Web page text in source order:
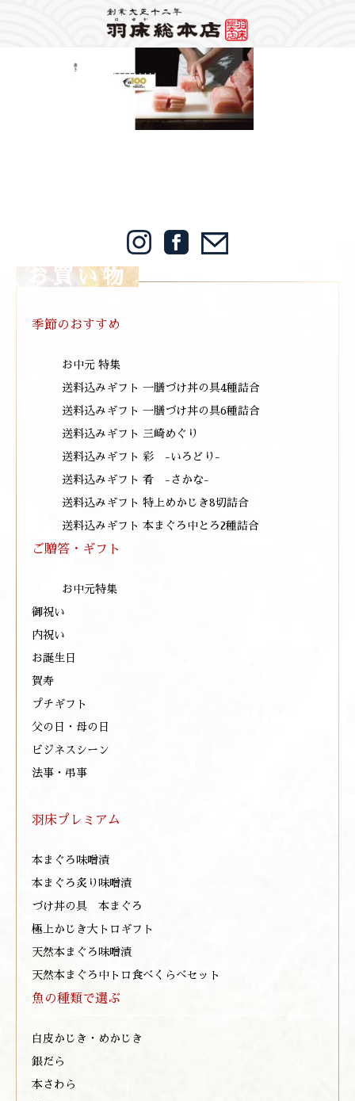
: foreach() argument must be of type array|object, bool given in
/home/mps1910/hayuka.jp/public_html/wp-
content/themes/hayuka/single.phpon line12
お買い物
季節のおすすめ
お中元 特集
送料込みギフト 一膳づけ丼の具4種詰合
送料込みギフト 一膳づけ丼の具6種詰合
送料込みギフト 三崎めぐり
送料込みギフト 彩 -いろどり-
送料込みギフト 肴 -さかな-
送料込みギフト 特上めかじき8切詰合
送料込みギフト 本まぐろ中とろ2種詰合
ご贈答・ギフト
お中元特集
御祝い
内祝い
お誕生日
賀寿
プチギフト
父の日・母の日
ビジネスシーン
法事・弔事
羽床プレミアム
本まぐろ味噌漬
本まぐろ炙り味噌漬
づけ丼の具 本まぐろ
極上かじき大トロギフト
天然本まぐろ味噌漬
天然本まぐろ中トロ食べくらべセット
魚の種類で選ぶ
白皮かじき・めかじき
銀だら
本さわら